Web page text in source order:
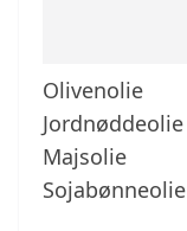
Olivenolie
Jordnøddeolie
Majsolie
Sojabønneolie